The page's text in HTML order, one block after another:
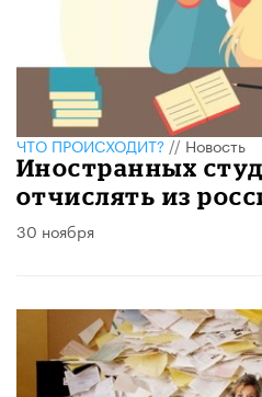
ЧТО ПРОИСХОДИТ?//Новость
Иностранных
отчислять из
30 ноября